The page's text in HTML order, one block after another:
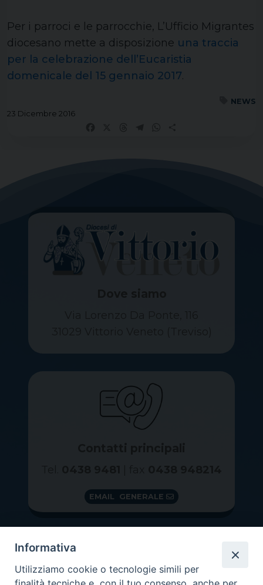
Per i parroci e le parrocchie, L’Ufficio Migrantes
diocesano mette a disposizione una traccia
per la celebrazione dell’Eucaristia
domenicale del 15 gennaio 2017.
NEWS
23 Dicembre 2016
EMAIL GENERALE
Informativa
Utilizziamo cookie o tecnologie simili per